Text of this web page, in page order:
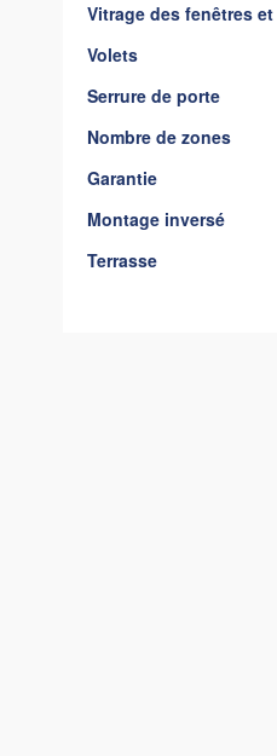
Vitrage des fenêtres
Volets
Serrure de porte
Nombre de zones
Garantie
Montage inversé
Terrasse